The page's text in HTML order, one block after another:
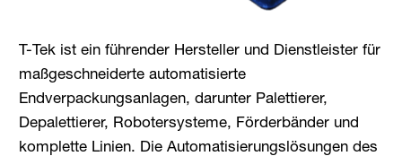
T-Tek ist ein führender Hersteller und Dienstleister für
maßgeschneiderte automatisierte
Endverpackungsanlagen, darunter Palettierer,
Depalettierer, Robotersysteme, Förderbänder und
komplette Linien. Die Automatisierungslösungen des